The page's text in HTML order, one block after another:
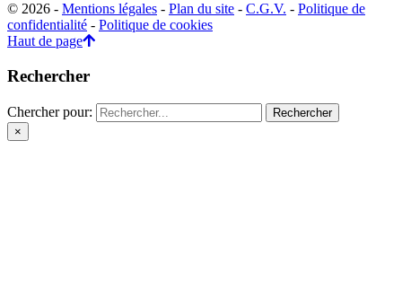
© 2026 - Mentions légales - Plan du site - C.G.V. - Politique de
confidentialité - Politique de cookies
Haut de page
Rechercher
Chercher pour:
×